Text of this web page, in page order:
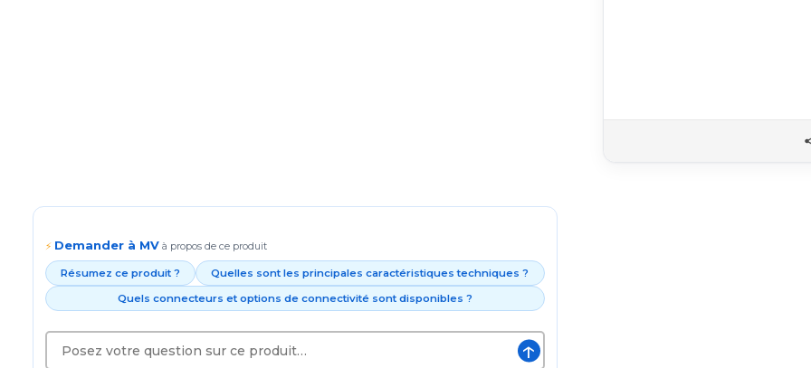
⚡ Demander à MV à propos de ce produit
Résumez ce produit ?
Quelles sont les principales caractéristiques techniques ?
Quels connecteurs et options de connectivité sont disponibles ?
↑